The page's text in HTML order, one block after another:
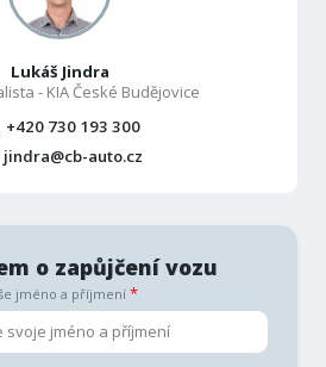
Lukáš Jindra
- KIA České Budějovice
+420 730 193 300
jindra@cb-auto.cz
o zapůjčení vozu
jméno a příjmení